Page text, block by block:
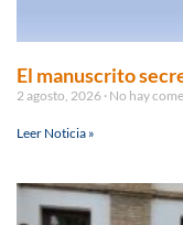
El manuscrito
2 agosto, 2026 No hay
Leer Noticia »